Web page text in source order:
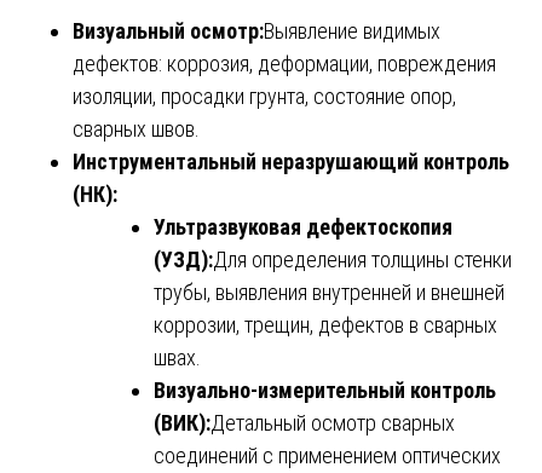
Визуальный осмотр:Выявление видимых
дефектов: коррозия, деформации, повреждения
изоляции, просадки грунта, состояние опор,
сварных швов.
Инструментальный неразрушающий контроль
(НК):
Ультразвуковая дефектоскопия
(УЗД):Для определения толщины стенки
трубы, выявления внутренней и внешней
коррозии, трещин, дефектов в сварных
швах.
Визуально-измерительный контроль
(ВИК):Детальный осмотр сварных
соединений с применением оптических